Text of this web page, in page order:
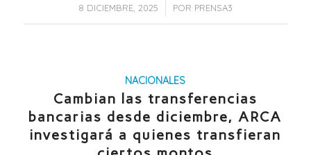
8 DICIEMBRE, 2025
/ POR PRENSA3
NACIONALES
Cambian las transferencias
bancarias desde diciembre, ARCA
investigará a quienes transfieran